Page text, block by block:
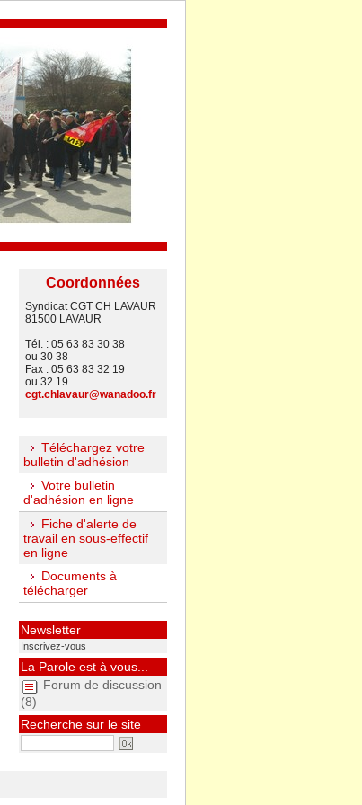
Coordonnées
Syndicat CGT CH LAVAUR
81500 LAVAUR
Tél. : 05 63 83 30 38
ou 30 38
Fax : 05 63 83 32 19
ou 32 19
cgt.chlavaur@wanadoo.fr
Téléchargez votre
bulletin d'adhésion
Votre bulletin
d'adhésion en ligne
Fiche d'alerte de
travail en sous-effectif
en ligne
Documents à
télécharger
Newsletter
Inscrivez-vous
La Parole est à vous...
Forum de discussion
(8)
Recherche sur le site